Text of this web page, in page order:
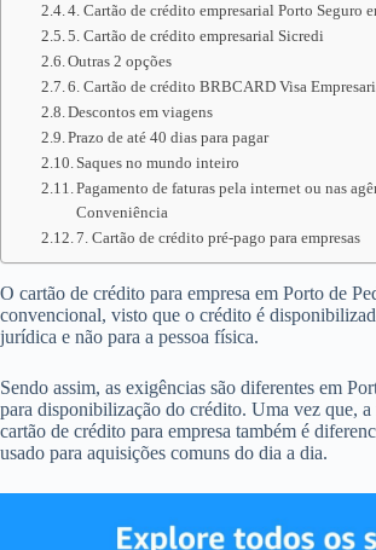
4. Cartão de crédito empresarial Porto Seguro
5. Cartão de crédito empresarial Sicredi
Outras 2 opções
6. Cartão de crédito BRBCARD Visa
Descontos em viagens
Prazo de até 40 dias para pagar
Saques no mundo inteiro
Pagamento de faturas pela internet ou nas
Conveniência
7. Cartão de crédito pré-pago para empresas
O cartão de crédito para empresa em Porto de
convencional, visto que o crédito é
jurídica e não para a pessoa física.
Sendo assim, as exigências são diferentes em
para disponibilização do crédito. Uma vez que,
cartão de crédito para empresa também é
usado para aquisições comuns do dia a dia.